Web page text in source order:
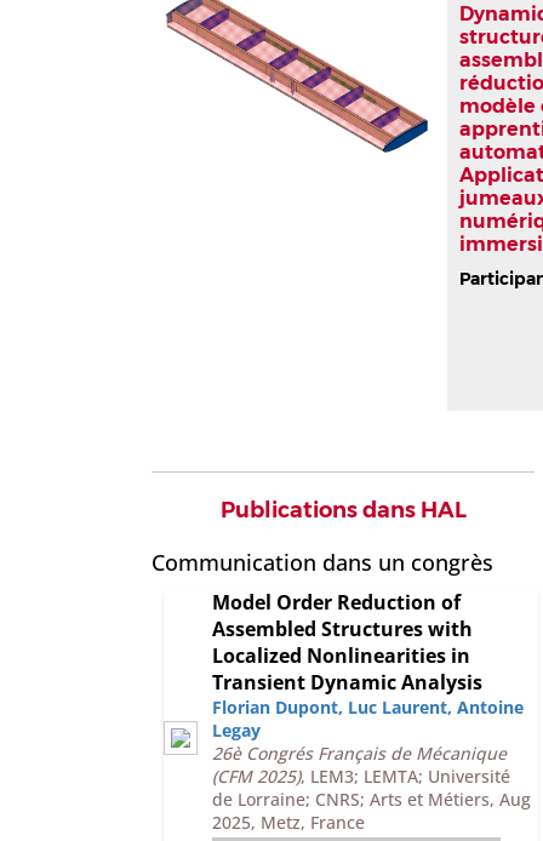
modèle
Publications dans HAL
Communication dans un congrès
Model Order Reduction of
Assembled Structures with
Localized Nonlinearities in
Transient Dynamic Analysis
Florian Dupont, Luc Laurent,Antoine
Legay
26è Congrés Français de Mécanique
(CFM 2025), LEM3; LEMTA; Université
de Lorraine; CNRS; Arts et Métiers, Aug
2025, Metz, France